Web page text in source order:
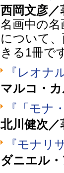
西岡文彦
名画中の
について
きる1冊で
『レオ
マルコ・
『「モ
北川健次
『モナ
ダニエル